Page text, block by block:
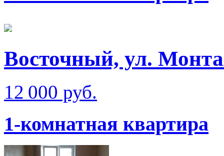
Восточный, ул.
12 000 руб.
1-комнатная квартира